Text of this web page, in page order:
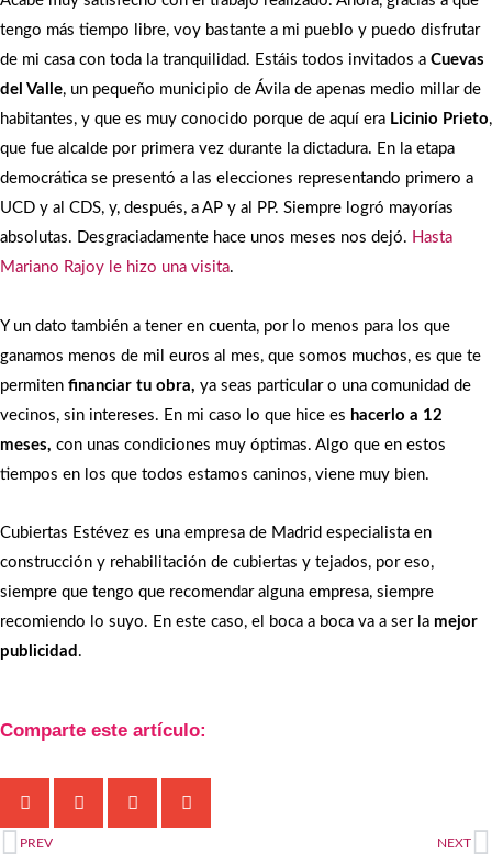
tengo más tiempo libre, voy bastante a mi pueblo y puedo disfrutar
de mi casa con toda la tranquilidad. Estáis todos invitados a Cuevas
del Valle, un pequeño municipio de Ávila de apenas medio millar de
habitantes, y que es muy conocido porque de aquí era Licinio Prieto,
que fue alcalde por primera vez durante la dictadura. En la etapa
democrática se presentó a las elecciones representando primero a
UCD y al CDS, y, después, a AP y al PP. Siempre logró mayorías
absolutas. Desgraciadamente hace unos meses nos dejó. Hasta
Mariano Rajoy le hizo una visita.
Y un dato también a tener en cuenta, por lo menos para los que
ganamos menos de mil euros al mes, que somos muchos, es que te
permiten financiar tu obra, ya seas particular o una comunidad de
vecinos, sin intereses. En mi caso lo que hice es hacerlo a 12
meses, con unas condiciones muy óptimas. Algo que en estos
tiempos en los que todos estamos caninos, viene muy bien.
Cubiertas Estévez es una empresa de Madrid especialista en
construcción y rehabilitación de cubiertas y tejados, por eso,
siempre que tengo que recomendar alguna empresa, siempre
recomiendo lo suyo. En este caso, el boca a boca va a ser la mejor
publicidad .
Comparte este artículo:
Ant
PREV NEXT